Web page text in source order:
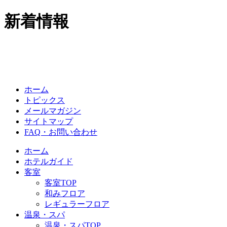
新着情報
ホーム
トピックス
メールマガジン
サイトマップ
FAQ・お問い合わせ
ホーム
ホテルガイド
客室
客室TOP
和みフロア
レギュラーフロア
温泉・スパ
温泉・スパTOP